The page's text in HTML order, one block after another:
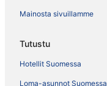
Mainosta sivuillamme
Tutustu
Hotellit Suomessa
Loma-asunnot Suomessa